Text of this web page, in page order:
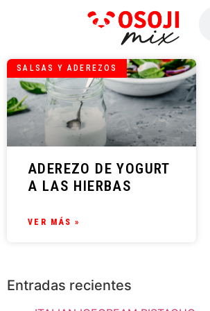
SALSAS Y ADEREZOS
ADEREZO DE YOGURT
A LAS HIERBAS
VER MÁS »
Entradas recientes